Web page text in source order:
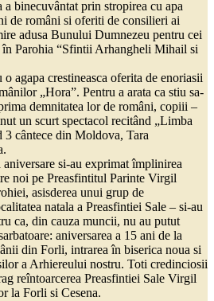
binecuvântat prin stropirea cu apa
de români si oferiti de consilieri ai
adusa Bunului Dumnezeu pentru cei
Parohia “Sfintii Arhangheli Mihail si
agapa crestineasca oferita de enoriasii
„Hora”. Pentru a arata ca stiu sa-
demnitatea lor de români, copiii –
un scurt spectacol recitând „Limba
3 cântece din Moldova, Tara
si-au exprimat împlinirea
noi pe Preasfintitul Parinte Virgil
asisderea unui grup de
natala a Preasfintiei Sale – si-au
ca, din cauza muncii, nu au putut
aniversarea a 15 ani de la
din Forli, intrarea în biserica noua si
a Arhiereului nostru. Toti credinciosii
reîntoarcerea Preasfintiei Sale Virgil
la Forli si Cesena.